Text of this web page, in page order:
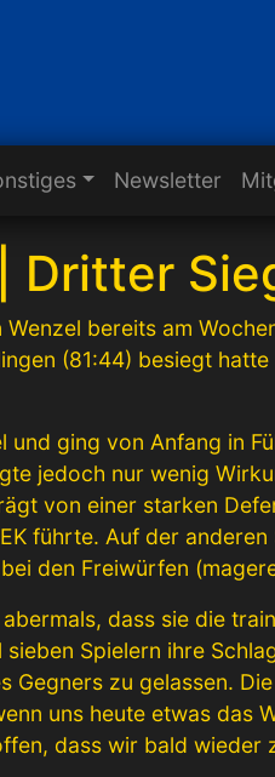
Newsletter
Dritter
bereits am
(81:44) besiegt
und ging von Anfang in
jedoch nur wenig
von einer starken
führte. Auf der
den Freiwürfen
dass sie die
Spielern ihre
zu gelassen.
uns heute etwas das
dass wir bald